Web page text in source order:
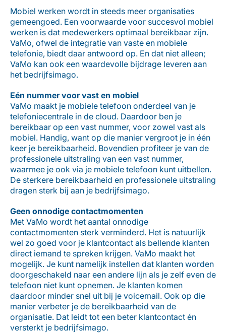
Mobiel werken wordt in steeds meer organisaties
gemeengoed. Een voorwaarde voor succesvol mobiel
werken is dat medewerkers optimaal bereikbaar zijn.
VaMo, ofwel de integratie van vaste en mobiele
telefonie, biedt daar antwoord op. En dat niet alleen;
VaMo kan ook een waardevolle bijdrage leveren aan
het bedrijfsimago.
Eén nummer voor vast en mobiel
VaMo maakt je mobiele telefoon onderdeel van je
telefoniecentrale in de cloud. Daardoor ben je
bereikbaar op een vast nummer, voor zowel vast als
mobiel. Handig, want op die manier vergroot je in één
keer je bereikbaarheid. Bovendien profiteer je van de
professionele uitstraling van een vast nummer,
waarmee je ook via je mobiele telefoon kunt uitbellen.
De sterkere bereikbaarheid en professionele uitstraling
dragen sterk bij aan je bedrijfsimago.
Geen onnodige contactmomenten
Met VaMo wordt het aantal onnodige
contactmomenten sterk verminderd. Het is natuurlijk
wel zo goed voor je klantcontact als bellende klanten
direct iemand te spreken krijgen. VaMo maakt het
mogelijk. Je kunt namelijk instellen dat klanten worden
doorgeschakeld naar een andere lijn als je zelf even de
telefoon niet kunt opnemen. Je klanten komen
daardoor minder snel uit bij je voicemail. Ook op die
manier verbeter je de bereikbaarheid van de
organisatie. Dat leidt tot een beter klantcontact én
versterkt je bedrijfsimago.